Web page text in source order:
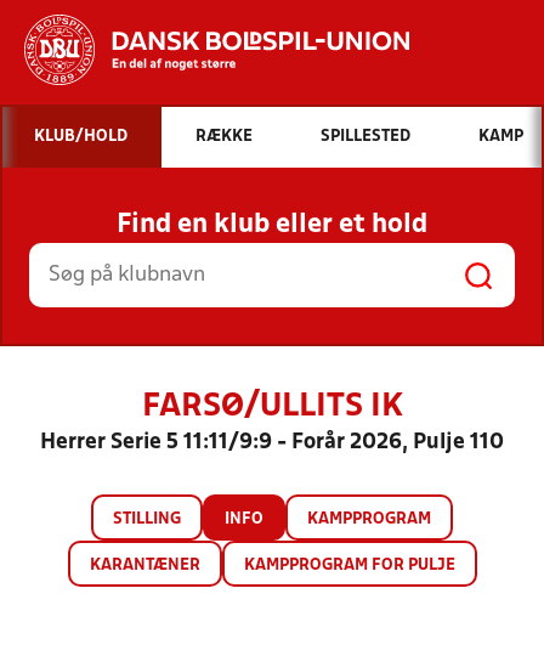
Hvad vil du søge efter?
INDHOLD OG NYHEDER
STILLINGER, RESULTATER, KLUBBER OG
HOLD
KLUB/HOLD RÆKKE SPILLESTED KAMP
Find en klub eller et hold
FARSØ/ULLITS IK
Herrer Serie 5 11:11/9:9 - Forår 2026, Pulje 110
STILLING INFO KAMPPROGRAM
KARANTÆNER KAMPPROGRAM FOR PULJE